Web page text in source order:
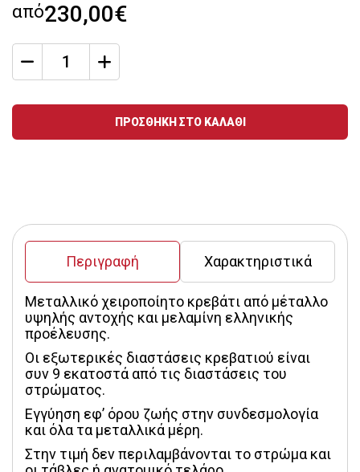
από230,00€
qty
ΠΡΟΣΘΗΚΗ ΣΤΟ ΚΑΛΑΘΙ
Περιγραφή Χαρακτηριστικά
Μεταλλικό χειροποίητο κρεβάτι από μέταλλο
υψηλής αντοχής και μελαμίνη ελληνικής
προέλευσης.
Οι εξωτερικές διαστάσεις κρεβατιού είναι
συν 9 εκατοστά από τις διαστάσεις του
στρώματος.
Εγγύηση εφ’ όρου ζωής στην συνδεσμολογία
και όλα τα μεταλλικά μέρη.
Στην τιμή δεν περιλαμβάνονται το στρώμα και